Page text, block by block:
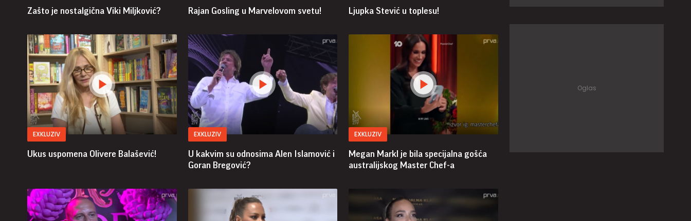
Zašto je nostalgična Viki Miljković? Rajan Gosling u Marvelovom svetu! Ljupka Stević u toplesu!
EXKLUZIV
Ukus uspomena Olivere Balašević!
EXKLUZIV
U kakvim su odnosima Alen Islamović i
Goran Bregović?
EXKLUZIV
Megan Markl je bila specijalna gošća
australijskog Master Chef-a